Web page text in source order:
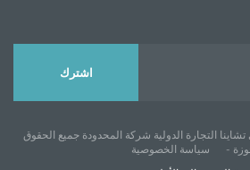
المحدودة جميع الحقوق